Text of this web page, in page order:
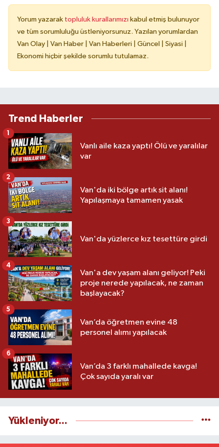
Yorum yazarak topluluk kurallarımızı kabul etmiş bulunuyor
ve tüm sorumluluğu üstleniyorsunuz. Yazılan yorumlardan
Van Olay | Van Haber | Van Haberleri | Güncel | Siyasi |
Ekonomi hiçbir şekilde sorumlu tutulamaz.
Trend Haberler
Vanlı aile kaza yaptı! Ölü ve yaralılar
var
1
Van'da iki bölge artık sit alanı!
Yapılaşmaya tamamen yasak
2
Van'da yüzlerce kız tesettüre girdi
3
Van'a dev yaşam alanı geliyor! Peki
proje nerede yapılacak, ne zaman
başlayacak?
4
Van’da öğretmen evine 48
personel alımı yapılacak
5
Van’da 3 farklı mahallede kavga!
Çok sayıda yaralı var
6
Yükleniyor...